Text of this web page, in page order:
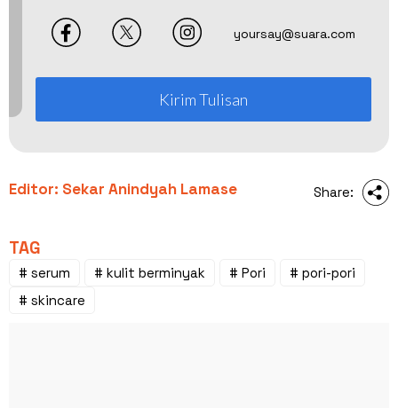
yoursay@suara.com
Kirim Tulisan
Editor: Sekar Anindyah Lamase Share:
TAG
# serum # kulit berminyak # Pori
# pori-pori
# skincare